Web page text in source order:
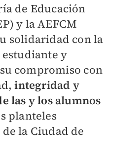
de Educación
y la AEFCM
solidaridad con la
y
compromiso con
integridad y
las y los alumnos
planteles
la Ciudad de